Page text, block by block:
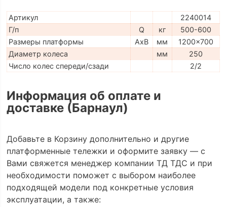
Артикул
2240014
Г/п
Q кг
500-600
Размеры платформы
AxB мм
1200x700
Диаметр колеса
мм
250
Число колес спереди/сзади
2/2
Информация об оплате и
доставке (Барнаул)
Добавьте в Корзину дополнительно и другие
платформенные тележки и оформите заявку — с
Вами свяжется менеджер компании ТД ТДС и при
необходимости поможет с выбором наиболее
подходящей модели под конкретные условия
эксплуатации, а также: